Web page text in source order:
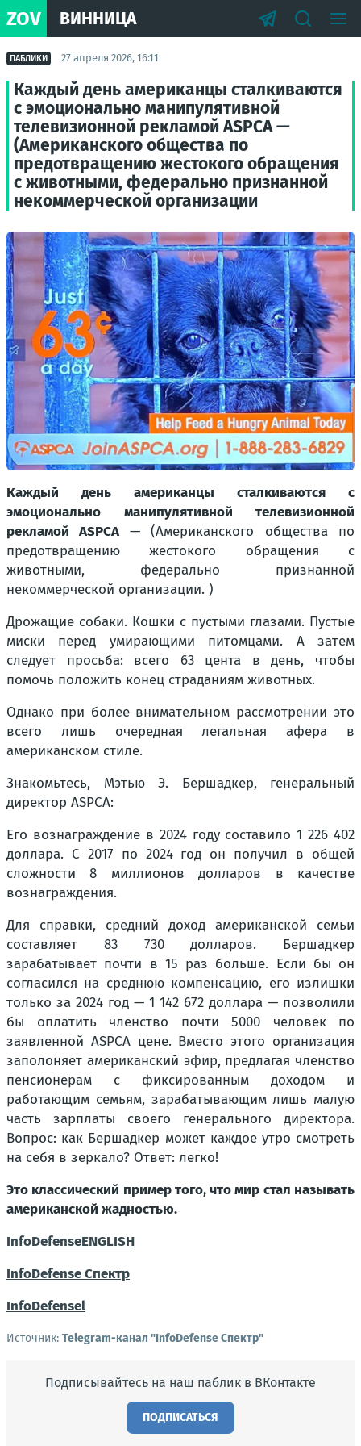
ZOV ВИННИЦА
ПАБЛИКИ 27 апреля 2026, 16:11
Каждый день американцы сталкиваются
с эмоционально манипулятивной
телевизионной рекламой ASPCA —
(Американского общества по
предотвращению жестокого обращения
с животными, федерально признанной
некоммерческой организации
Каждый день американцы сталкиваются с
эмоционально манипулятивной телевизионной
рекламой ASPCA — (Американского общества по
предотвращению жестокого обращения с
животными, федерально признанной
некоммерческой организации. )
Дрожащие собаки. Кошки с пустыми глазами. Пустые
миски перед умирающими питомцами. А затем
следует просьба: всего 63 цента в день, чтобы
помочь положить конец страданиям животных.
Однако при более внимательном рассмотрении это
всего лишь очередная легальная афера в
американском стиле.
Знакомьтесь, Мэтью Э. Бершадкер, генеральный
директор ASPCA:
Его вознаграждение в 2024 году составило 1 226 402
доллара. С 2017 по 2024 год он получил в общей
сложности 8 миллионов долларов в качестве
вознаграждения.
Для справки, средний доход американской семьи
составляет 83 730 долларов. Бершадкер
зарабатывает почти в 15 раз больше. Если бы он
согласился на среднюю компенсацию, его излишки
только за 2024 год — 1 142 672 доллара — позволили
бы оплатить членство почти 5000 человек по
заявленной ASPCA цене. Вместо этого организация
заполоняет американский эфир, предлагая членство
пенсионерам с фиксированным доходом и
работающим семьям, зарабатывающим лишь малую
часть зарплаты своего генерального директора.
Вопрос: как Бершадкер может каждое утро смотреть
на себя в зеркало? Ответ: легко!
Это классический пример того, что мир стал называть
американской жадностью.
InfoDefenseENGLISH
InfoDefense Спектр
InfoDefensel
Источник: Telegram-канал "InfoDefense Спектр"
Подписывайтесь на наш паблик в ВКонтакте
ПОДПИСАТЬСЯ